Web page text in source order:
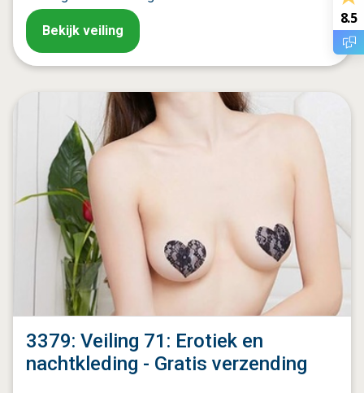
Bekijk veiling
3379: Veiling 71: Erotiek en
nachtkleding - Gratis verzending
8.5